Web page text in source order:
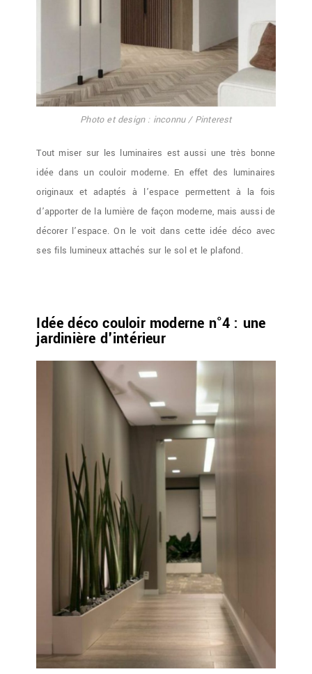
Photo et design : inconnu / Pinterest
Tout miser sur les luminaires est aussi une très bonne
idée dans un couloir moderne. En effet des luminaires
originaux et adaptés à l’espace permettent à la fois
d’apporter de la lumière de façon moderne, mais aussi de
décorer l’espace. On le voit dans cette idée déco avec
ses fils lumineux attachés sur le sol et le plafond.
Idée déco couloir moderne n°4 : une
jardinière d'intérieur